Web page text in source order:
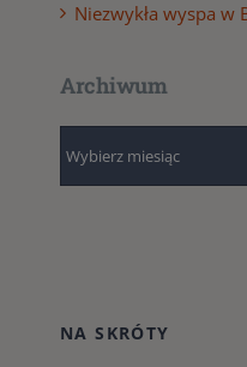
Niezwykła wyspa w
Archiwum
NA SKRÓTY